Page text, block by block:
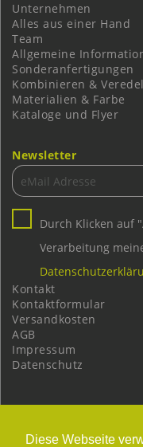
Diese Webseite
Unternehmen
Alles aus einer Hand
Team
Allgemeine
Sonderanfertigungen
Kombinieren &
Materialien & Farbe
Kataloge und Flyer
Newsletter
Durch Klicken auf
Verarbeitung
Kontakt
Kontaktformular
Versandkosten
AGB
Impressum
Datenschutz